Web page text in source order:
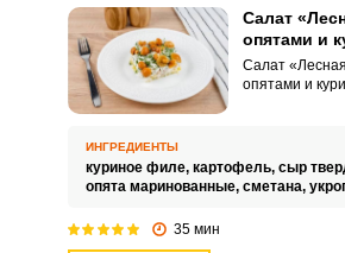
Салат
опятами и
Салат
опятами и
вкус грибов.
добавляет
нотку,
ИНГРЕДИЕНТЫ
куриное филе, картофель, сыр
опята маринованные, сметана,
35 мин